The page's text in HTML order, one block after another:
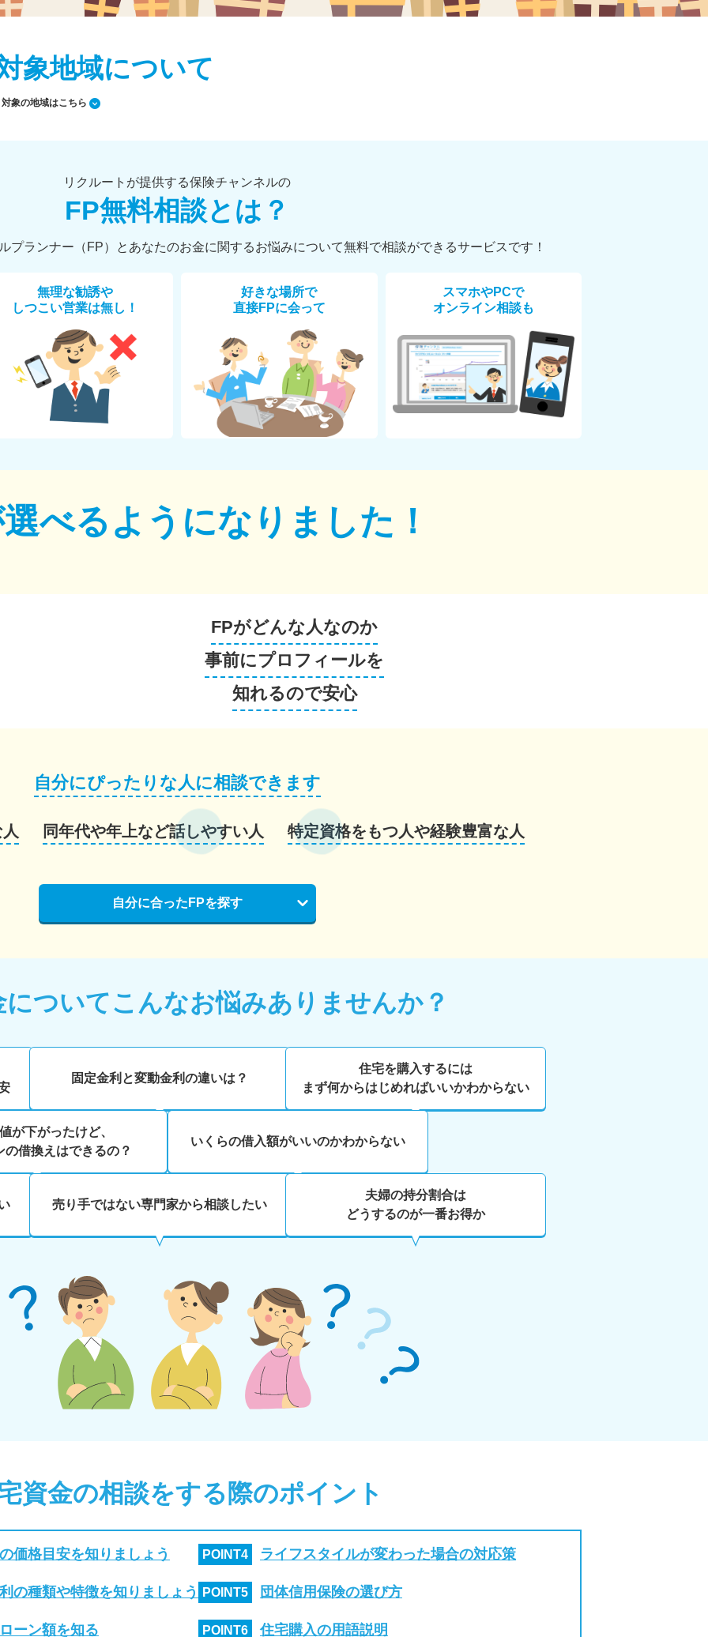
象地域について
対象の地域はこちら
リクルートが提供する保険チャンネルの
FP無料相談とは？
プランナー（FP）とあなたのお金に関するお悩みについて無料で相談ができるサービスです！
無理な勧誘や
しつこい営業は無し！
好きな場所で
直接FPに会って
スマホやPCで
オンライン相談も
べるようになりました！
FPがどんな人なのか
事前にプロフィールを
知れるので安心
自分にぴったりな人に相談できます
同年代や年上など話しやすい人 特定資格をもつ人や経験豊富な人
自分に合ったFPを探す
ついてこんなお悩みありませんか？
固定金利と変動金利の違いは？
住宅を購入するには
まず何からはじめればいいかわからない
が下がったけど、
の借換えはできるの？
いくらの借入額がいいのかわからない
売り手ではない専門家から相談したい
夫婦の持分割合は
どうするのが一番お得か
資金の相談をする際のポイント
価格目安を知りましょう
の種類や特徴を知りましょう
ーン額を知る
POINT4 ライフスタイルが変わった場合の対応策
POINT5 団体信用保険の選び方
POINT6 住宅購入の用語説明